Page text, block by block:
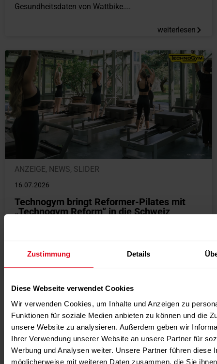
Zustimmung Details
Diese Webseite verwendet Cookies
Wir verwenden Cookies, um Inhalte und Anzeigen zu
Funktionen für soziale Medien anbieten zu können und die
unsere Website zu analysieren. Außerdem geben wir
Ihrer Verwendung unserer Website an unsere Partner für
Werbung und Analysen weiter. Unsere Partner führen diese
möglicherweise mit weiteren Daten zusammen, die Sie
Gesundheitsdaten von Wattbike....
weiterlesen
ANZEIGE, NEWS, SLIDER
16.07.2026
Technogym bringt Reformer-Pilates mit
„Technogym Reform“ in die Schweiz
Trainer und führt das Gerät auf dem Schweizer Markt
Weitere News / Verwandte
Nachrichten